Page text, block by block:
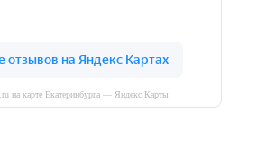
на карте Екатеринбурга — Яндекс Карты